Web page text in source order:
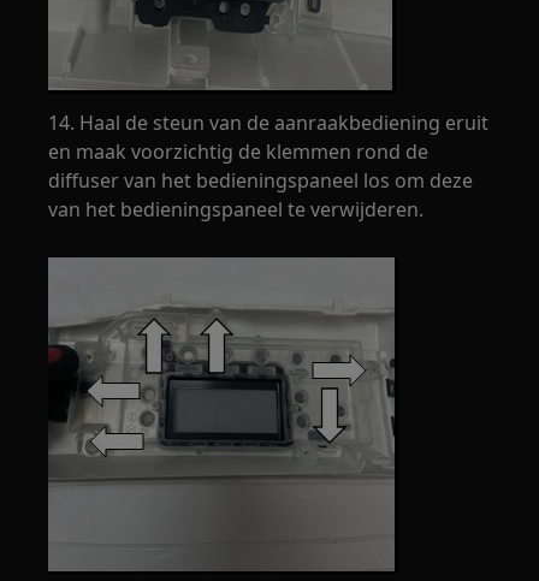
14. Haal de steun van de aanraakbediening eruit
en maak voorzichtig de klemmen rond de
diffuser van het bedieningspaneel los om deze
van het bedieningspaneel te verwijderen.